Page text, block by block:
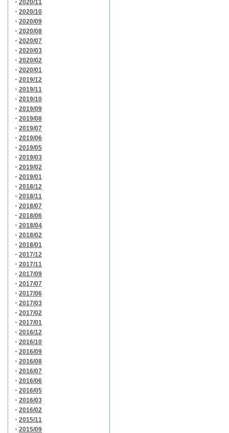
・ 2020/11
・ 2020/10
・ 2020/09
・ 2020/08
・ 2020/07
・ 2020/03
・ 2020/02
・ 2020/01
・ 2019/12
・ 2019/11
・ 2019/10
・ 2019/09
・ 2019/08
・ 2019/07
・ 2019/06
・ 2019/05
・ 2019/03
・ 2019/02
・ 2019/01
・ 2018/12
・ 2018/11
・ 2018/07
・ 2018/06
・ 2018/04
・ 2018/02
・ 2018/01
・ 2017/12
・ 2017/11
・ 2017/09
・ 2017/07
・ 2017/06
・ 2017/03
・ 2017/02
・ 2017/01
・ 2016/12
・ 2016/10
・ 2016/09
・ 2016/08
・ 2016/07
・ 2016/06
・ 2016/05
・ 2016/03
・ 2016/02
・ 2015/11
・ 2015/09